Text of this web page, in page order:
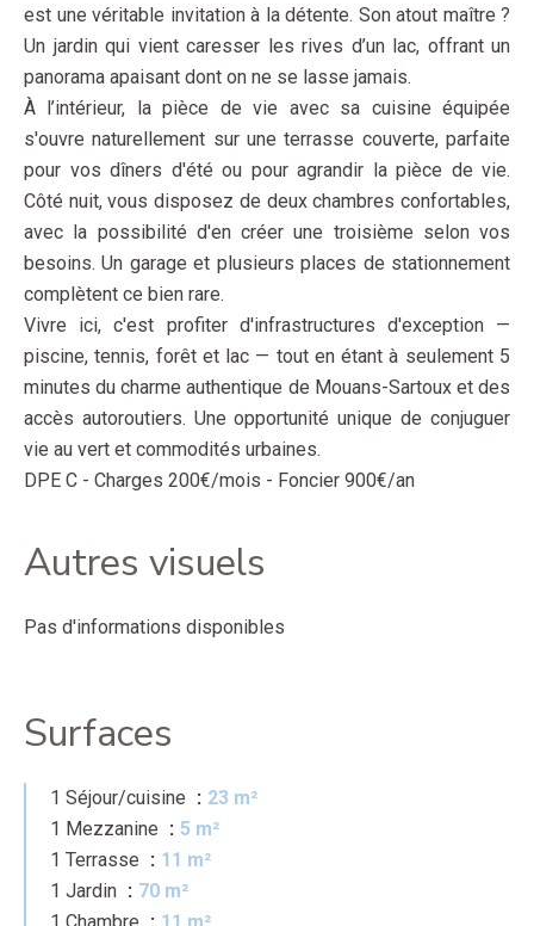
est une véritable invitation à la détente. Son atout maître ?
Un jardin qui vient caresser les rives d’un lac, offrant un
panorama apaisant dont on ne se lasse jamais.
À l’intérieur, la pièce de vie avec sa cuisine équipée
s'ouvre naturellement sur une terrasse couverte, parfaite
pour vos dîners d'été ou pour agrandir la pièce de vie.
Côté nuit, vous disposez de deux chambres confortables,
avec la possibilité d'en créer une troisième selon vos
besoins. Un garage et plusieurs places de stationnement
complètent ce bien rare.
Vivre ici, c'est profiter d'infrastructures d'exception —
piscine, tennis, forêt et lac — tout en étant à seulement 5
minutes du charme authentique de Mouans-Sartoux et des
accès autoroutiers. Une opportunité unique de conjuguer
vie au vert et commodités urbaines.
DPE C - Charges 200€/mois - Foncier 900€/an
Autres visuels
Pas d'informations disponibles
Surfaces
1 Séjour/cuisine
23 m²
1 Mezzanine
5 m²
1 Terrasse
11 m²
1 Jardin
70 m²